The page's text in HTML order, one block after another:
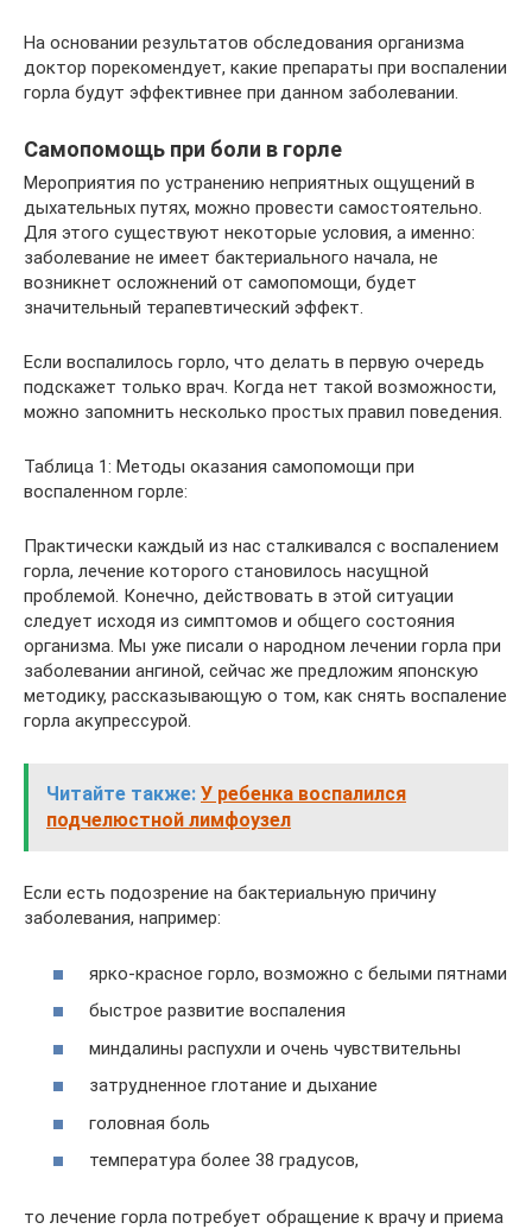
На основании результатов обследования организма
доктор порекомендует, какие препараты при воспалении
горла будут эффективнее при данном заболевании.
Самопомощь при боли в горле
Мероприятия по устранению неприятных ощущений в
дыхательных путях, можно провести самостоятельно.
Для этого существуют некоторые условия, а именно:
заболевание не имеет бактериального начала, не
возникнет осложнений от самопомощи, будет
значительный терапевтический эффект.
Если воспалилось горло, что делать в первую очередь
подскажет только врач. Когда нет такой возможности,
можно запомнить несколько простых правил поведения.
Таблица 1: Методы оказания самопомощи при
воспаленном горле:
Практически каждый из нас сталкивался с воспалением
горла, лечение которого становилось насущной
проблемой. Конечно, действовать в этой ситуации
следует исходя из симптомов и общего состояния
организма. Мы уже писали о народном лечении горла при
заболевании ангиной, сейчас же предложим японскую
методику, рассказывающую о том, как снять воспаление
горла акупрессурой.
Читайте также: У ребенка воспалился
подчелюстной лимфоузел
Если есть подозрение на бактериальную причину
заболевания, например:
ярко-красное горло, возможно с белыми пятнами
быстрое развитие воспаления
миндалины распухли и очень чувствительны
затрудненное глотание и дыхание
головная боль
температура более 38 градусов,
то лечение горла потребует обращение к врачу и приема